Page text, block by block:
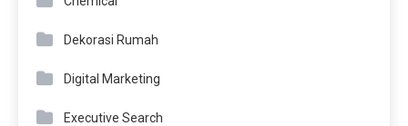
Dekorasi Rumah
Digital Marketing
Executive Search